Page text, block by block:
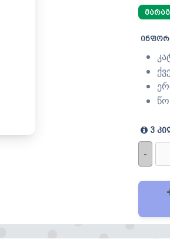
3
-